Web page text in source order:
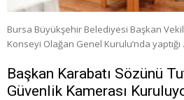
Bursa Büyükşehir Belediyesi Başkan
Konseyi Olağan Genel Kurulu’nda
Başkan Karabatı Sözünü
Güvenlik Kamerası